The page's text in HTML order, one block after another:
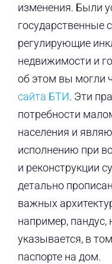
изменения. Были
государственные
регулирующие
недвижимости и
об этом вы могли
сайта БТИ. Эти
потребности
населения и
исполнению при
и реконструкции
детально
важных
например, пандус,
указывается, в
паспорте на дом.